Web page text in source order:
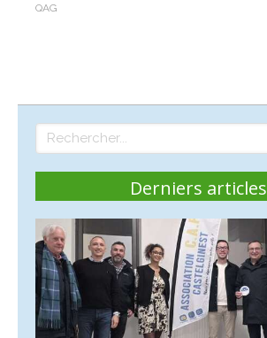
QAG
Rechercher
Derniers articles